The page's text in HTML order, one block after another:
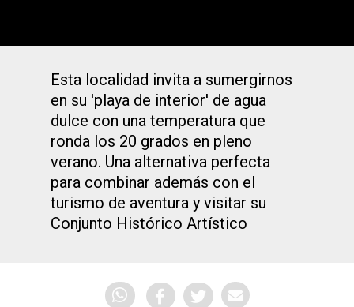
Esta localidad invita a sumergirnos
en su 'playa de interior' de agua
dulce con una temperatura que
ronda los 20 grados en pleno
verano. Una alternativa perfecta
para combinar además con el
turismo de aventura y visitar su
Conjunto Histórico Artístico